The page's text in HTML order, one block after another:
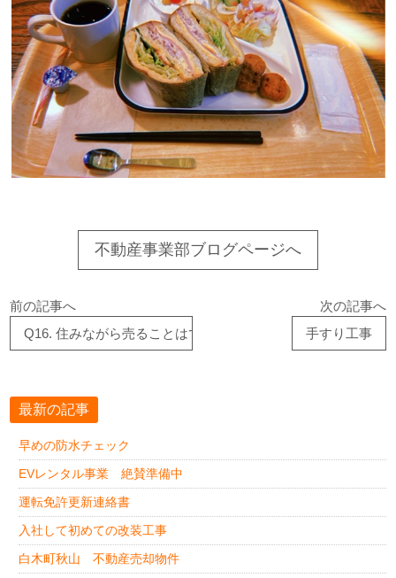
不動産事業部ブログページへ
前の記事へ
Q16. 住みながら売ることはできますか？
次の記事へ
手すり工事
最新の記事
早めの防水チェック
EVレンタル事業 絶賛準備中
運転免許更新連絡書
入社して初めての改装工事
白木町秋山 不動産売却物件